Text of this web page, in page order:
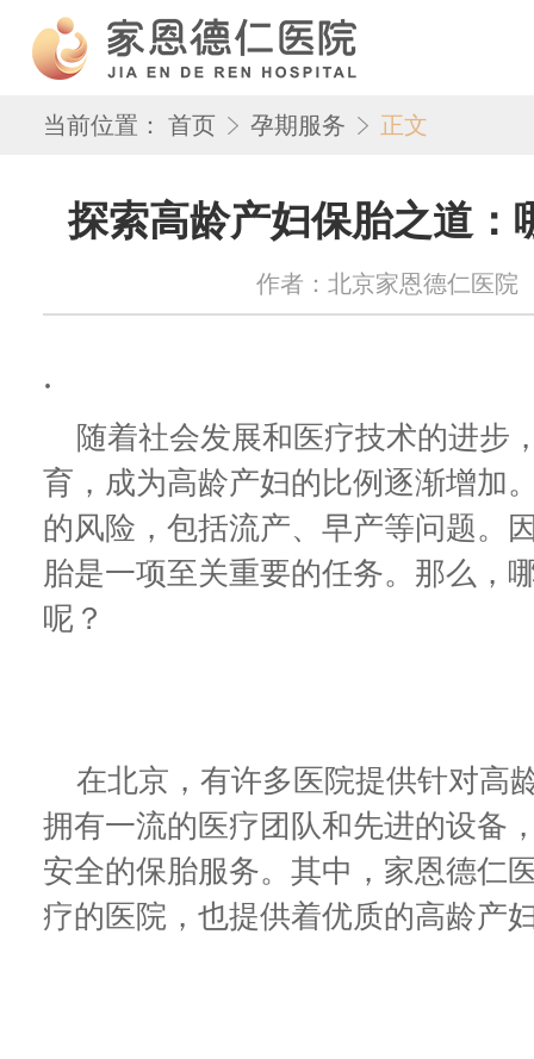
当前位置： 首页 孕期服务 正文
探索高龄产妇保胎之道：
作者：北京家恩德仁医院
.
随着社会发展和医疗技术的进步
育，成为高龄产妇的比例逐渐增加
的风险，包括流产、早产等问题。
胎是一项至关重要的任务。那么，
呢？
在北京，有许多医院提供针对高
拥有一流的医疗团队和先进的设备
安全的保胎服务。其中，家恩德仁
疗的医院，也提供着优质的高龄产